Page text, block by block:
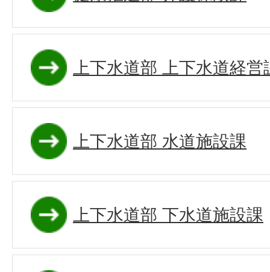
上下水道部 上下水道経営
上下水道部 水道施設課
上下水道部 下水道施設課